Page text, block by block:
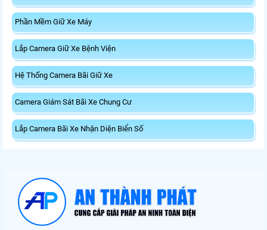
Phần Mềm Giữ Xe Máy
Lắp Camera Giữ Xe Bệnh Viện
Hệ Thống Camera Bãi Giữ Xe
Camera Giám Sát Bãi Xe Chung Cư
Lắp Camera Bãi Xe Nhận Diện Biển Số